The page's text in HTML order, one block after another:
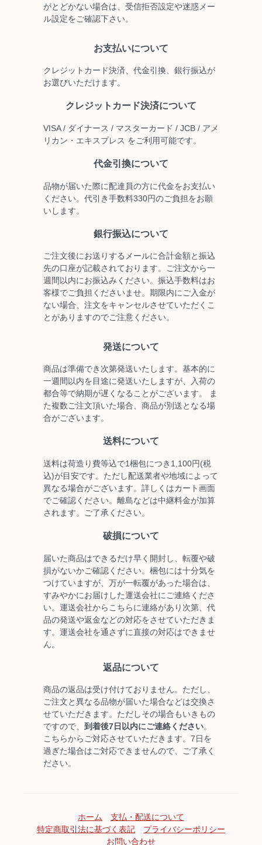
がとどかない場合は、受信拒否設定や迷惑メー
ル設定をご確認下さい。
お支払いについて
クレジットカード決済、代金引換、銀行振込が
お選びいただけます。
クレジットカード決済について
VISA / ダイナース / マスターカード / JCB / アメ
リカン・エキスプレス をご利用可能です。
代金引換について
品物が届いた際に配達員の方に代金をお支払い
ください。代引き手数料330円のご負担をお願
いします。
銀行振込について
ご注文後にお送りするメールに合計金額と振込
先の口座が記載されております。ご注文から一
週間以内にお振込みください。振込手数料はお
客様でご負担くださいませ。期限内にご入金が
ない場合、注文をキャンセルさせていただくこ
とがありますのでご注意ください。
発送について
商品は準備でき次第発送いたします。基本的に
一週間以内を目途に発送いたしますが、入荷の
都合等で納期が遅くなることがございます。 ま
た複数ご注文頂いた場合、商品が別送となる場
合がございます。
送料について
送料は荷造り費等込で1梱包につき1,100円(税
込)が目安です。ただし配送業者や地域によって
異なる場合がございます。詳しくはカート画面
でご確認ください。離島などは中継料金が加算
されます。ご了承ください。
破損について
届いた商品はできるだけ早く開封し、転覆や破
損がないかご確認ください。梱包には十分気を
つけていますが、万が一転覆があった場合は、
すみやかにお届けした運送会社にご連絡くださ
い。運送会社からこちらに連絡があり次第、代
品の発送や返金などの対応をさせていただきま
す。運送会社を通さずに直接の対応はできませ
ん。
返品について
商品の返品は受け付けておりません。ただし、
ご注文と異なる品物が届いた場合などは交換さ
せていただきます。ただしその場合もいきもの
ですので、 到着後7日以内にご連絡ください。
こちらからご対応させていただきます。7日を
過ぎた場合はご対応できませんので、ご了承く
ださい。
ホーム
支払・配送について
特定商取引法に基づく表記
プライバシーポリシー
お問い合わせ